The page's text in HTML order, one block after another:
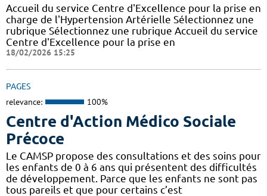
Accueil du service Centre d'Excellence pour la prise en
charge de l'Hypertension Artérielle Sélectionnez une
rubrique Sélectionnez une rubrique Accueil du service
Centre d'Excellence pour la prise en
18/02/2026 15:25
PAGES
relevance: 100%
Centre d'Action Médico Sociale
Précoce
Le CAMSP propose des consultations et des soins pour
les enfants de 0 à 6 ans qui présentent des difficultés
de développement. Parce que les enfants ne sont pas
tous pareils et que pour certains c’est